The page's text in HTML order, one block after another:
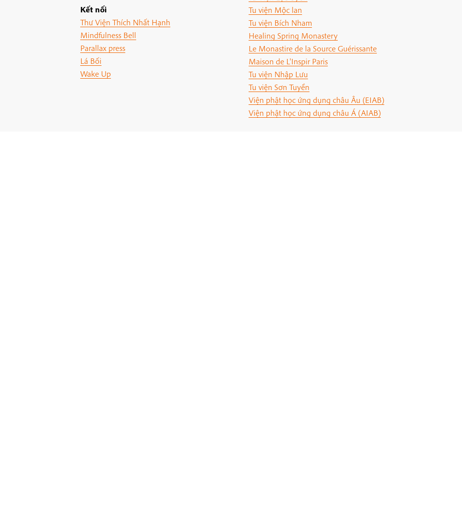
Kết nối
Thư Viện Thích Nhất Hạnh
Mindfulness Bell
Parallax press
Lá Bối
Wake Up
Tu viện Mộc lan
Tu viện Bích Nham
Healing Spring Monastery
Le Monastire de la Source Guérissante
Maison de L'Inspir Paris
Tu viện Nhập Lưu
Tu viện Sơn Tuyền
Viện phật học ứng dụng châu Âu (EIAB)
Viện phật học ứng dụng châu Á (AIAB)